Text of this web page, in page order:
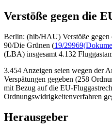
Verstöße gegen die
Berlin: (hib/HAU) Verstöße gegen
90/Die Grünen (19/29969
(LBA) insgesamt 4.132
3.454 Anzeigen seien wegen der
Verspätungen gegeben (258
mit Bezug auf die EU-
Ordnungswidrigkeitenverfahren
Herausgeber